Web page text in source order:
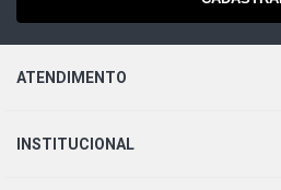
CELTA SPIRIT HATCH 1.0 8V
ATENDIMENTO
INSTITUCIONAL